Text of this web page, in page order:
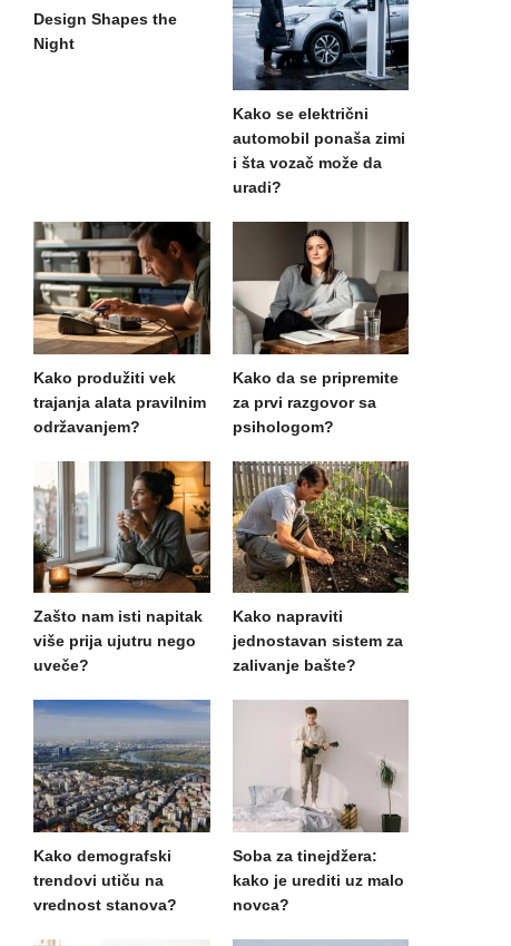
Design Shapes the
Night
Kako se električni
automobil ponaša zimi
i šta vozač može da
uradi?
Kako produžiti vek
trajanja alata pravilnim
održavanjem?
Kako da se pripremite
za prvi razgovor sa
psihologom?
Zašto nam isti napitak
više prija ujutru nego
uveče?
Kako napraviti
jednostavan sistem za
zalivanje bašte?
Kako demografski
trendovi utiču na
vrednost stanova?
Soba za tinejdžera:
kako je urediti uz malo
novca?